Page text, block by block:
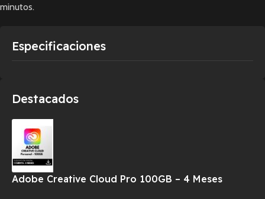
minutos.
Especificaciones
Destacados
Adobe Creative Cloud Pro 100GB – 4 Meses